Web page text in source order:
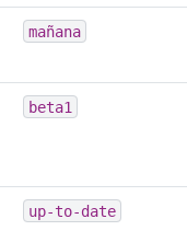
mañana
beta1
up-to-date